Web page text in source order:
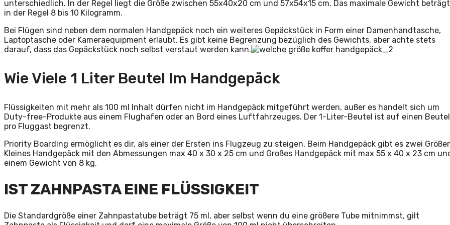
unterschiedlich. In der Regel liegt die Größe zwischen 55x40x20 cm und 57x54x15 cm. Das maximale Gewicht beträgt
in der Regel 8 bis 10 Kilogramm.
Bei Flügen sind neben dem normalen Handgepäck noch ein weiteres Gepäckstück in Form einer Damenhandtasche,
Laptoptasche oder Kameraequipment erlaubt. Es gibt keine Begrenzung bezüglich des Gewichts, aber achte stets
darauf, dass das Gepäckstück noch selbst verstaut werden kann.
Wie Viele 1 Liter Beutel Im Handgepäck
Flüssigkeiten mit mehr als 100 ml Inhalt dürfen nicht im Handgepäck mitgeführt werden, außer es handelt sich um
Duty-free-Produkte aus einem Flughafen oder an Bord eines Luftfahrzeuges. Der 1-Liter-Beutel ist auf einen Beutel
pro Fluggast begrenzt.
Priority Boarding ermöglicht es dir, als einer der Ersten ins Flugzeug zu steigen. Beim Handgepäck gibt es zwei
Kleines Handgepäck mit den Abmessungen max 40 x 30 x 25 cm und Großes Handgepäck mit max 55 x 40 x 23 cm
einem Gewicht von 8 kg.
IST ZAHNPASTA EINE FLÜSSIGKEIT
Die Standardgröße einer Zahnpastatube beträgt 75 ml, aber selbst wenn du eine größere Tube mitnimmst, gilt